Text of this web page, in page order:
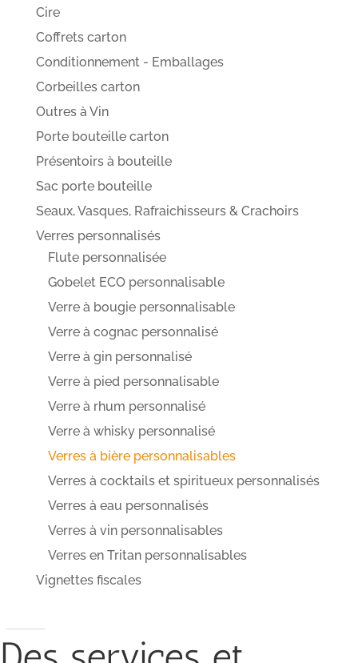
Cire
Coffrets carton
Conditionnement - Emballages
Corbeilles carton
Outres à Vin
Porte bouteille carton
Présentoirs à bouteille
Sac porte bouteille
Seaux, Vasques, Rafraichisseurs & Crachoirs
Verres personnalisés
Flute personnalisée
Gobelet ECO personnalisable
Verre à bougie personnalisable
Verre à cognac personnalisé
Verre à gin personnalisé
Verre à pied personnalisable
Verre à rhum personnalisé
Verre à whisky personnalisé
Verres à bière personnalisables
Verres à cocktails et spiritueux personnalisés
Verres à eau personnalisés
Verres à vin personnalisables
Verres en Tritan personnalisables
Vignettes fiscales